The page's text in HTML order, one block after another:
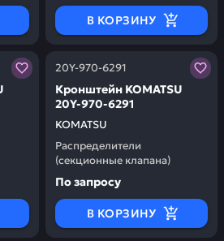
В КОРЗИНУ
у нас, вы получаете гарантию
20Y-970-6291
KOMATSU
Кронштейн KOMATSU
20Y-970-6291
Распределители
(секционные клапана)
Заказывая запчасти у
По запросу
В КОРЗИНУ